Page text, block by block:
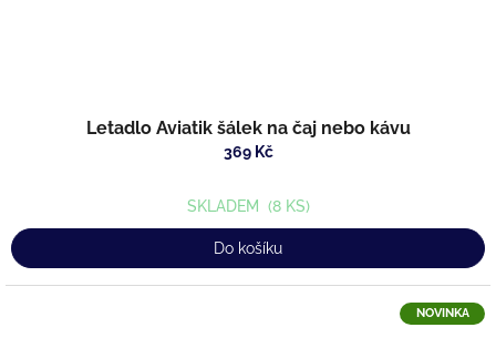
Letadlo Aviatik šálek na čaj nebo kávu
369 Kč
SKLADEM (8 KS)
Do košíku
NOVINKA